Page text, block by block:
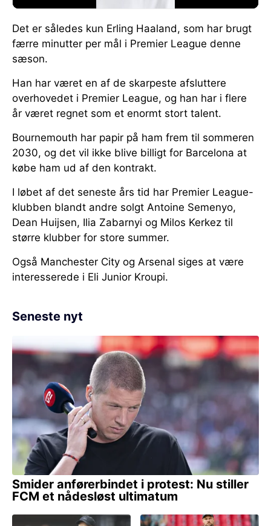
Det er således kun Erling Haaland, som har brugt
færre minutter per mål i Premier League denne
sæson.
Han har været en af de skarpeste afsluttere
overhovedet i Premier League, og han har i flere
år været regnet som et enormt stort talent.
Bournemouth har papir på ham frem til sommeren
2030, og det vil ikke blive billigt for Barcelona at
købe ham ud af den kontrakt.
I løbet af det seneste års tid har Premier League-
klubben blandt andre solgt Antoine Semenyo,
Dean Huijsen, Ilia Zabarnyi og Milos Kerkez til
større klubber for store summer.
Også Manchester City og Arsenal siges at være
interesserede i Eli Junior Kroupi.
Seneste nyt